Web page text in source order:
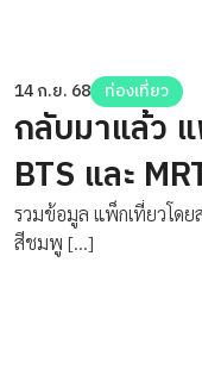
14 ก.ย. 68 ท่องเที่ยว
กลับมาแล้ว
BTS และ
รวมข้อมูล แพ็กเที่ยวโดย
สีชมพู […]